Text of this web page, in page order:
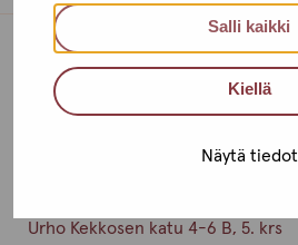
Salli kaikki
Kiellä
Näytä tiedot
Toimipisteet
Urho Kekkosen katu 4-6 B, 5. krs